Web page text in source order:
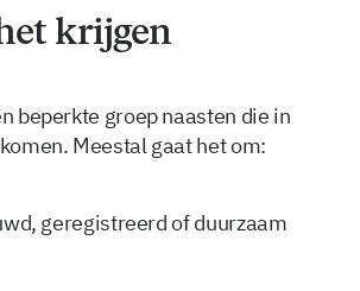
krijgen
beperkte groep naasten die in
Meestal gaat het om:
geregistreerd of duurzaam